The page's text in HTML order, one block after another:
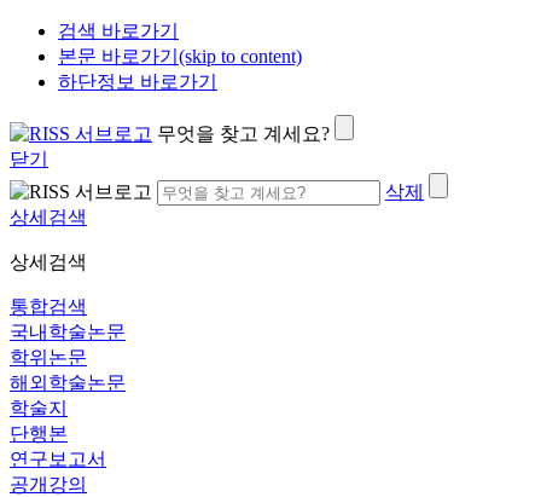
검색 바로가기
본문 바로가기(skip to content)
하단정보 바로가기
무엇을 찾고 계세요?
닫기
삭제
상세검색
상세검색
통합검색
국내학술논문
학위논문
해외학술논문
학술지
단행본
연구보고서
공개강의